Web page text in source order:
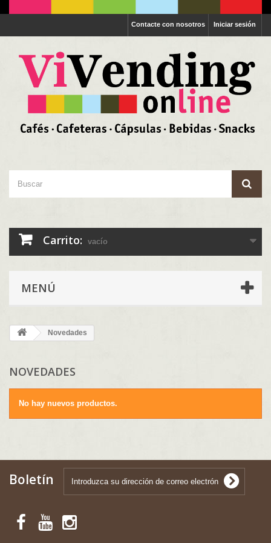
Iniciar sesión
Contacte con nosotros
Carrito: vacío
MENÚ
Novedades
NOVEDADES
No hay nuevos productos.
Boletín